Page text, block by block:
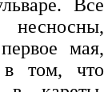
Все
мая,
в том, что